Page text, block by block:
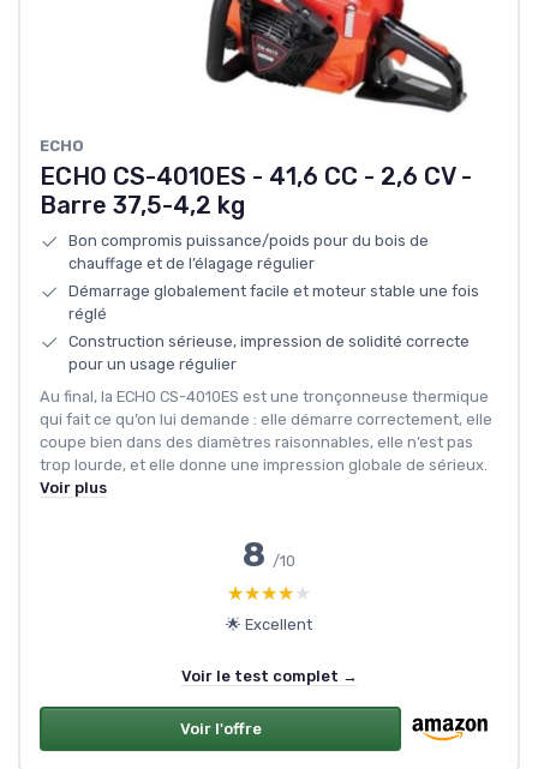
ECHO
ECHO CS-4010ES - 41,6 CC - 2,6 CV -
Barre 37,5-4,2 kg
Bon compromis puissance/poids pour du bois de
chauffage et de l’élagage régulier
Démarrage globalement facile et moteur stable une fois
réglé
Construction sérieuse, impression de solidité correcte
pour un usage régulier
Au final, la ECHO CS-4010ES est une tronçonneuse thermique
qui fait ce qu’on lui demande : elle démarre correctement, elle
coupe bien dans des diamètres raisonnables, elle n’est pas
trop lourde, et elle donne une impression globale de sérieux.
Voir plus
8 /10
★★★★★
★★★★★
🌟 Excellent
Voir le test complet →
Voir l'offre